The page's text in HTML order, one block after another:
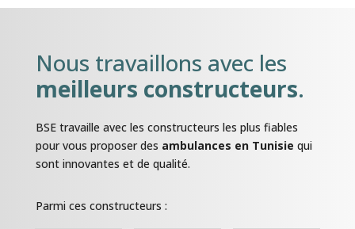
Nous travaillons avec les
meilleurs constructeurs.
BSE travaille avec les constructeurs les plus fiables
pour vous proposer des ambulances en Tunisie qui
sont innovantes et de qualité.
Parmi ces constructeurs :